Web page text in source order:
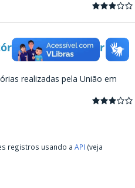
da União - por
realizadas pela União em
registros usando a API (veja